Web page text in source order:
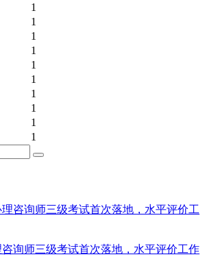
1
1
1
1
1
1
1
1
1
1
询师三级考试首次落地，水平评价工作